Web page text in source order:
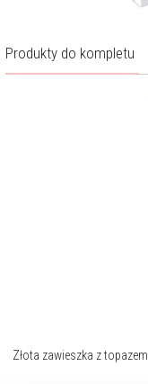
Produkty do kompletu
Złota zawieszka z topazem